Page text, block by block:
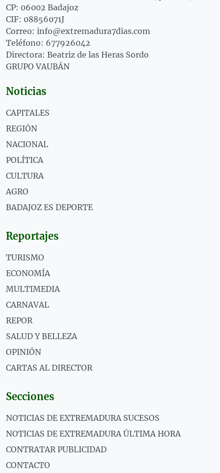
CP: 06002 Badajoz
CIF: 08856071J
Correo: info@extremadura7dias.com
Teléfono: 677926042
Directora: Beatriz de las Heras Sordo
GRUPO VAUBÁN
Noticias
CAPITALES
REGIÓN
NACIONAL
POLÍTICA
CULTURA
AGRO
BADAJOZ ES DEPORTE
Reportajes
TURISMO
ECONOMÍA
MULTIMEDIA
CARNAVAL
REPOR
SALUD Y BELLEZA
OPINIÓN
CARTAS AL DIRECTOR
Secciones
NOTICIAS DE EXTREMADURA SUCESOS
NOTICIAS DE EXTREMADURA ÚLTIMA HORA
CONTRATAR PUBLICIDAD
CONTACTO